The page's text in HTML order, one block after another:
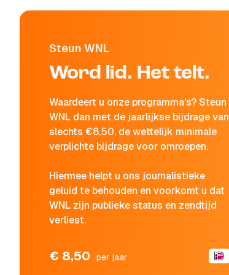
Steun WNL
Word lid. Het telt.
Waardeert u onze programma's? Steun
WNL dan met de jaarlijkse bijdrage van
slechts €8,50, de wettelijk minimale
verplichte bijdrage voor omroepen.
Hiermee helpt u ons journalistieke
geluid te behouden en voorkomt u dat
WNL zijn publieke status en zendtijd
verliest.
€ 8,50 per jaar